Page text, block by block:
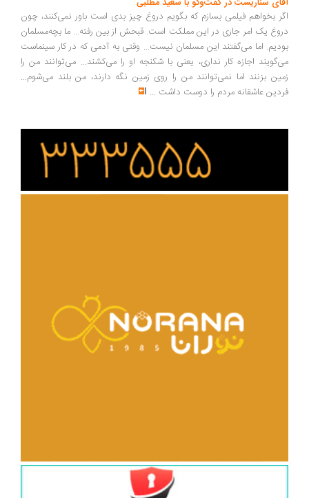
اگر بخواهم فیلمی بسازم که بگویم دروغ چیز بدی است باور نمی‌کنند، چون
دروغ یک امر جاری در این مملکت است. قبحش از بین رفته... ما بچه‌مسلمان
بودیم. اما می‌گفتند این مسلمان نیست... وقتی به آدمی که در کار سینماست
می‌گویند اجازه کار نداری، یعنی با شکنجه او را می‌کشند... می‌توانند من را
زمین بزنند اما نمی‌توانند من را روی زمین نگه دارند، من بلند می‌شوم...
فردین عاشقانه مردم را دوست داشت ...